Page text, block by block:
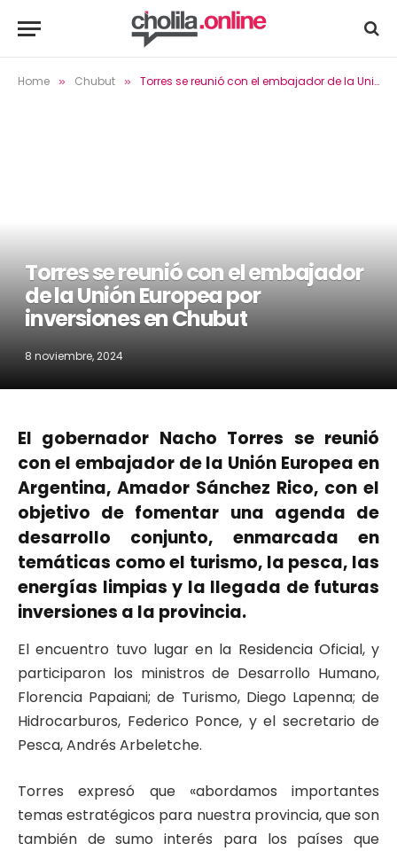
Home » Chubut » Torres se reunió con el embajador de la Unión Europea por inversiones en Chubut
Torres se reunió con el embajador
de la Unión Europea por
inversiones en Chubut
8 noviembre, 2024
El gobernador Nacho Torres se reunió
con el embajador de la Unión Europea en
Argentina, Amador Sánchez Rico, con el
objetivo de fomentar una agenda de
desarrollo conjunto, enmarcada en
temáticas como el turismo, la pesca, las
energías limpias y la llegada de futuras
inversiones a la provincia.
El encuentro tuvo lugar en la Residencia Oficial, y
participaron los ministros de Desarrollo Humano,
Florencia Papaiani; de Turismo, Diego Lapenna; de
Hidrocarburos, Federico Ponce, y el secretario de
Pesca, Andrés Arbeletche.
Torres expresó que «abordamos importantes
temas estratégicos para nuestra provincia, que son
también de sumo interés para los países que